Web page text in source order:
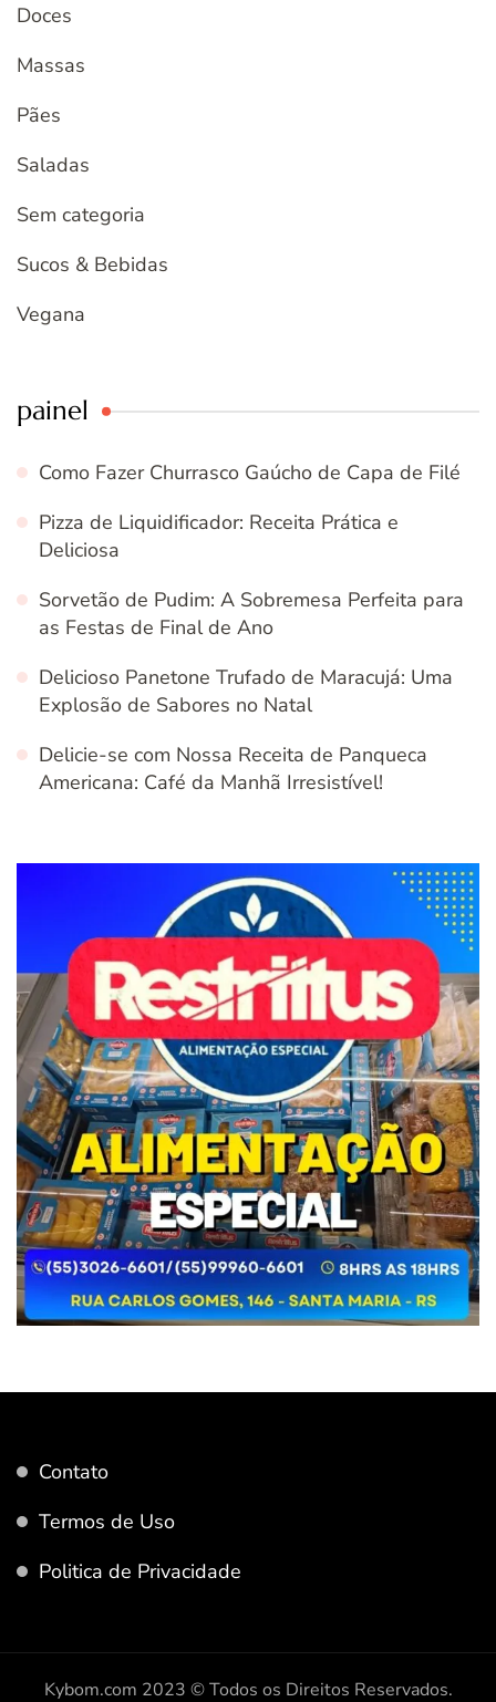
Doces
Massas
Pães
Saladas
Sem categoria
Sucos & Bebidas
Vegana
painel
Como Fazer Churrasco Gaúcho de Capa de Filé
Pizza de Liquidificador: Receita Prática e
Deliciosa
Sorvetão de Pudim: A Sobremesa Perfeita para
as Festas de Final de Ano
Delicioso Panetone Trufado de Maracujá: Uma
Explosão de Sabores no Natal
Delicie-se com Nossa Receita de Panqueca
Americana: Café da Manhã Irresistível!
Contato
Termos de Uso
Politica de Privacidade
Kybom.com 2023 © Todos os Direitos Reservados.